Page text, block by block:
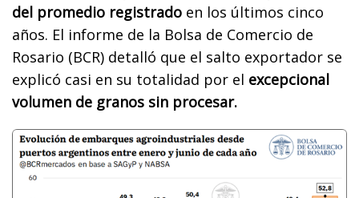
del promedio registrado en los últimos cinco
años. El informe de la Bolsa de Comercio de
Rosario (BCR) detalló que el salto exportador se
explicó casi en su totalidad por el excepcional
volumen de granos sin procesar.